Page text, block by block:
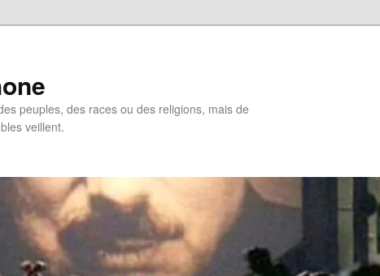
peuples, des races ou des religions, mais de
veillent.